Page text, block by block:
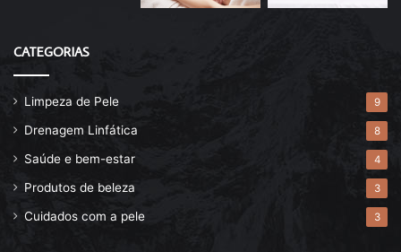
CATEGORIAS
Limpeza de Pele 9
Drenagem Linfática 8
Saúde e bem-estar 4
Produtos de beleza 3
Cuidados com a pele 3